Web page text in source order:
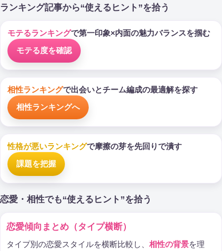
ランキング記事から“使えるヒント”を拾う
モテるランキングで第一印象×内面の魅力バランスを掴む
モテる度を確認
相性ランキングで出会いとチーム編成の最適解を探す
相性ランキングへ
性格が悪いランキングで摩擦の芽を先回りで潰す
課題を把握
恋愛・相性でも“使えるヒント”を拾う
恋愛傾向まとめ（タイプ横断）
タイプ別の恋愛スタイルを横断比較し、 相性の背景を理